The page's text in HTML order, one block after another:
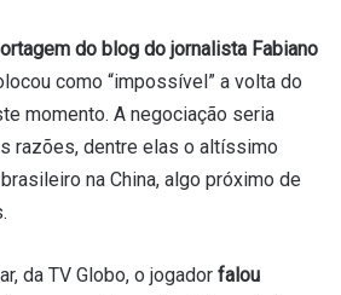
do blog do jornalista Fabiano
como “impossível” a volta do
momento. A negociação seria
razões, dentre elas o altíssimo
na China, algo próximo de
da TV Globo, o jogador falou